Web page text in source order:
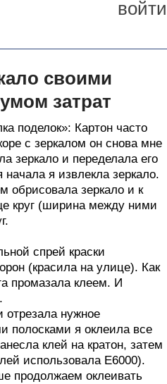
войти
своими
затрат
поделок»: Картон часто
с зеркалом он снова мне
зеркало и переделала его
я извлекла зеркало.
обрисовала зеркало и к
круг (ширина между ними
спрей краски
(красила на улице). Как
промазала клеем. И
отрезала нужное
полосками я оклеила все
клей на кратон, затем
использовала E6000).
продолжаем оклеивать